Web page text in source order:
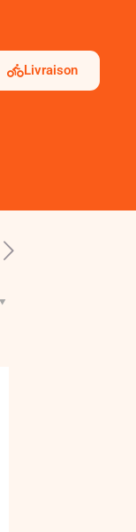
Livraison